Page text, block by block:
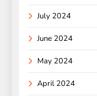
July 2024
June 2024
May 2024
April 2024